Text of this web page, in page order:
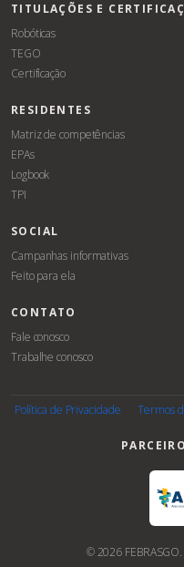
TITULAÇÕES E
Robóticas
TEGO
Certificação
RESIDENTES
Matriz de competências
EPAs
Logbook
TPI
SOCIAL
Campanhas informativas
Feito para ela
CONTATO
Fale conosco
Trabalhe conosco
Política de Privacidade Termos
© 2026